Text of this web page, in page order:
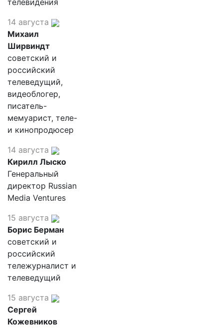
телевидения
14 августа
Михаил
Ширвиндт
советский и
российский
телеведущий,
видеоблогер,
писатель-
мемуарист, теле-
и кинопродюсер
14 августа
Кирилл Лыско
Генеральный
директор Russian
Media Ventures
15 августа
Борис Берман
советский и
российский
тележурналист и
телеведущий
15 августа
Сергей
Кожевников